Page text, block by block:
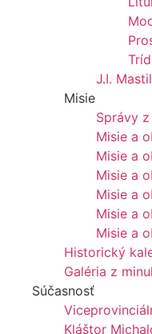
J.I.
Misie
Správy
Misie a
Misie a
Misie a
Misie a
Misie a
Misie a
Historický
Galéria z
Súčasnosť
Kláštor